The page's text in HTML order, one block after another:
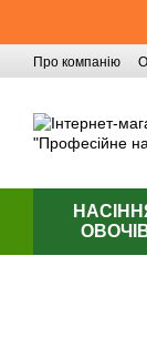
Про компанію